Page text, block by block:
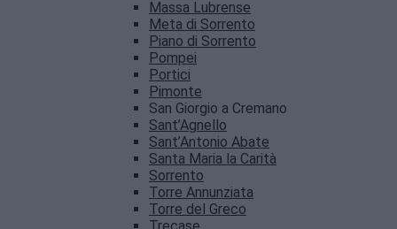
Massa Lubrense
Meta di Sorrento
Piano di Sorrento
Pompei
Portici
Pimonte
San Giorgio a Cremano
Sant’Agnello
Sant’Antonio Abate
Santa Maria la Carità
Sorrento
Torre Annunziata
Torre del Greco